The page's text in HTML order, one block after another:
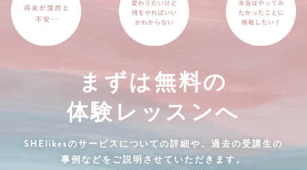
まずは無料の
体験レッスンへ
SHElikesのサービスについての詳細や、過去の受講生の
事例などをご説明させていただきます。